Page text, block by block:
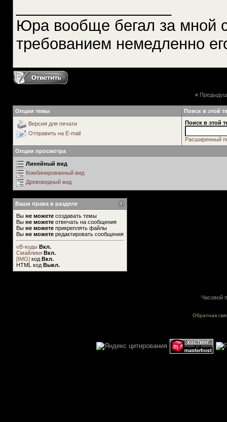
Юра вообще бегал за мной
требованием немедленно
«
Опции темы Поиск в этой
Версия для печати
Отправить на E-mail
Поиск в этой
Расширенный
Опции просмотра
Линейный вид
Комбинированный вид
Древовидный вид
Ваши права в разделе
Вы не можете создавать темы
Вы не можете отвечать на сообщения
Вы не можете прикреплять файлы
Вы не можете редактировать сообщения
vB-коды Вкл.
Смайлики Вкл.
[IMG] код Вкл.
HTML код Выкл.
Часовой
Обратная